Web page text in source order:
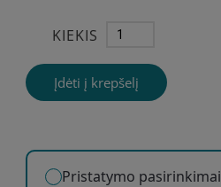
KIEKIS
Įdėti į krepšelį
Pristatymo pasirinkimai